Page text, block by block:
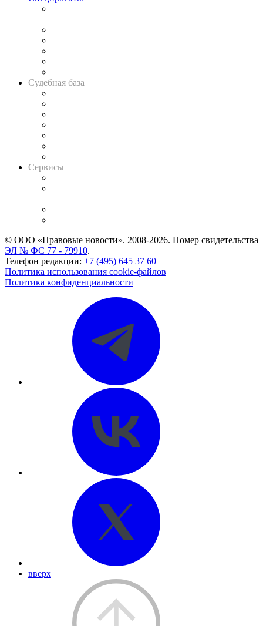
Судебная база
Сервисы
© ООО «Правовые новости». 2008-2026. Номер свидетельства
ЭЛ № ФС 77 - 79910.
Телефон редакции: +7 (495) 645 37 60
Политика использования cookie-файлов
Политика конфиденциальности
вверх